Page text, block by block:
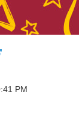
PM